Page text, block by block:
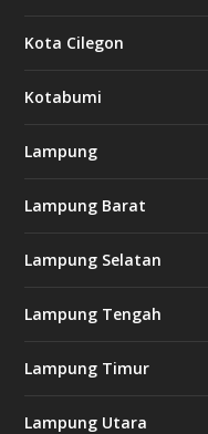
Kota Cilegon
Kotabumi
Lampung
Lampung Barat
Lampung Selatan
Lampung Tengah
Lampung Timur
Lampung Utara